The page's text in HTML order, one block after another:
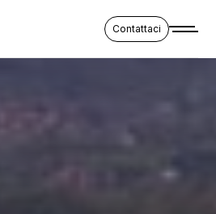
Contattaci